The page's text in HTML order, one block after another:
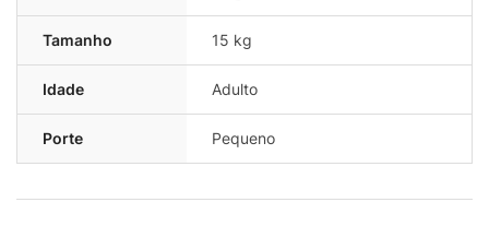
Tamanho 15 kg
Idade Adulto
Porte Pequeno